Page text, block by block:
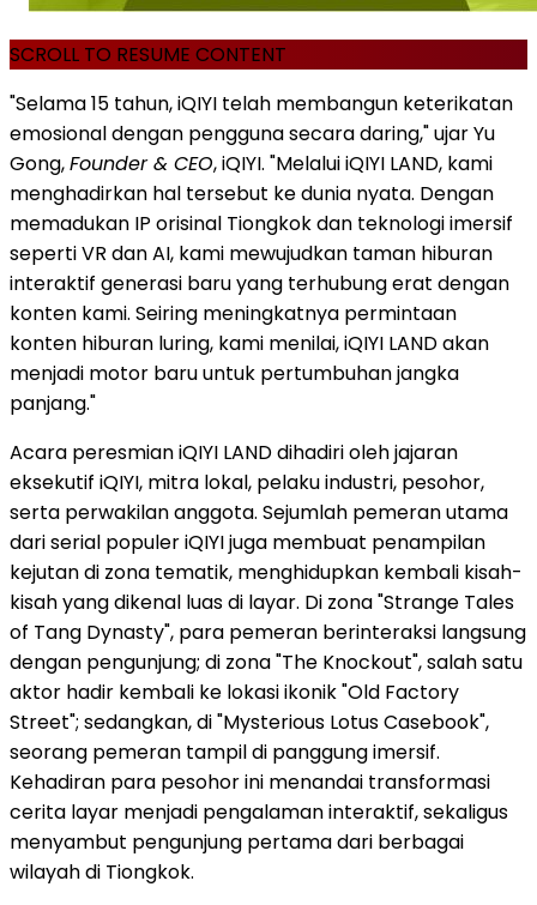
SCROLL TO RESUME CONTENT
"Selama 15 tahun, iQIYI telah membangun keterikatan
emosional dengan pengguna secara daring," ujar Yu
Gong,Founder & CEO, iQIYI. "Melalui iQIYI LAND, kami
menghadirkan hal tersebut ke dunia nyata. Dengan
memadukan IP orisinal Tiongkok dan teknologi imersif
seperti VR dan AI, kami mewujudkan taman hiburan
interaktif generasi baru yang terhubung erat dengan
konten kami. Seiring meningkatnya permintaan
konten hiburan luring, kami menilai, iQIYI LAND akan
menjadi motor baru untuk pertumbuhan jangka
panjang."
Acara peresmian iQIYI LAND dihadiri oleh jajaran
eksekutif iQIYI, mitra lokal, pelaku industri, pesohor,
serta perwakilan anggota. Sejumlah pemeran utama
dari serial populer iQIYI juga membuat penampilan
kejutan di zona tematik, menghidupkan kembali kisah-
kisah yang dikenal luas di layar. Di zona "Strange Tales
of Tang Dynasty", para pemeran berinteraksi langsung
dengan pengunjung; di zona "The Knockout", salah satu
aktor hadir kembali ke lokasi ikonik "Old Factory
Street"; sedangkan, di "Mysterious Lotus Casebook",
seorang pemeran tampil di panggung imersif.
Kehadiran para pesohor ini menandai transformasi
cerita layar menjadi pengalaman interaktif, sekaligus
menyambut pengunjung pertama dari berbagai
wilayah di Tiongkok.